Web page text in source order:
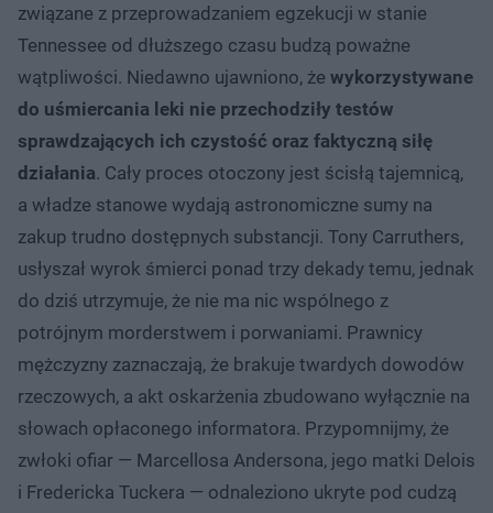
związane z przeprowadzaniem egzekucji w stanie
Tennessee od dłuższego czasu budzą poważne
wątpliwości. Niedawno ujawniono, że wykorzystywane
do uśmiercania leki nie przechodziły testów
sprawdzających ich czystość oraz faktyczną siłę
działania. Cały proces otoczony jest ścisłą tajemnicą,
a władze stanowe wydają astronomiczne sumy na
zakup trudno dostępnych substancji. Tony Carruthers,
usłyszał wyrok śmierci ponad trzy dekady temu, jednak
do dziś utrzymuje, że nie ma nic wspólnego z
potrójnym morderstwem i porwaniami. Prawnicy
mężczyzny zaznaczają, że brakuje twardych dowodów
rzeczowych, a akt oskarżenia zbudowano wyłącznie na
słowach opłaconego informatora. Przypomnijmy, że
zwłoki ofiar — Marcellosa Andersona, jego matki Delois
i Fredericka Tuckera — odnaleziono ukryte pod cudzą